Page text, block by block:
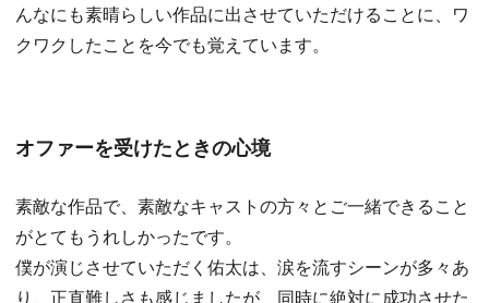
んなにも素晴らしい作品に出させていただけることに、ワ
クワクしたことを今でも覚えています。
オファーを受けたときの心境
素敵な作品で、素敵なキャストの方々とご一緒できること
がとてもうれしかったです。
僕が演じさせていただく佑太は、涙を流すシーンが多々あ
り、正直難しさも感じましたが、同時に絶対に成功させた